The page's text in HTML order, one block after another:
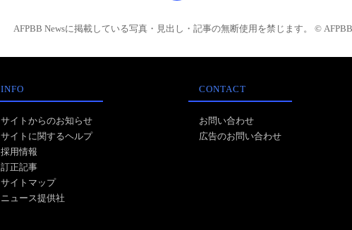
AFPBB Newsに掲載している写真・見出し・記事の無断使用を禁じます。 © AFPBB
INFO
サイトからのお知らせ
サイトに関するヘルプ
採用情報
訂正記事
サイトマップ
ニュース提供社
CONTACT
お問い合わせ
広告のお問い合わせ